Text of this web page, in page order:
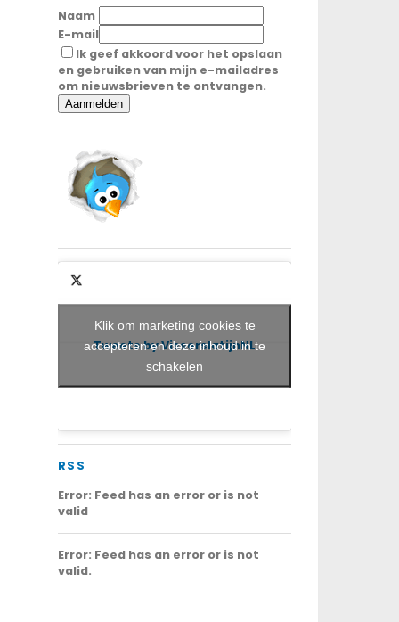
Naam
E-mail
Ik geef akkoord voor het opslaan
en gebruiken van mijn e-mailadres
om nieuwsbrieven te ontvangen.
Tweets by VisserslatijnNL
Klik om marketing cookies te
accepteren en deze inhoud in te
schakelen
RSS
Error: Feed has an error or is not
valid
Error: Feed has an error or is not
valid.